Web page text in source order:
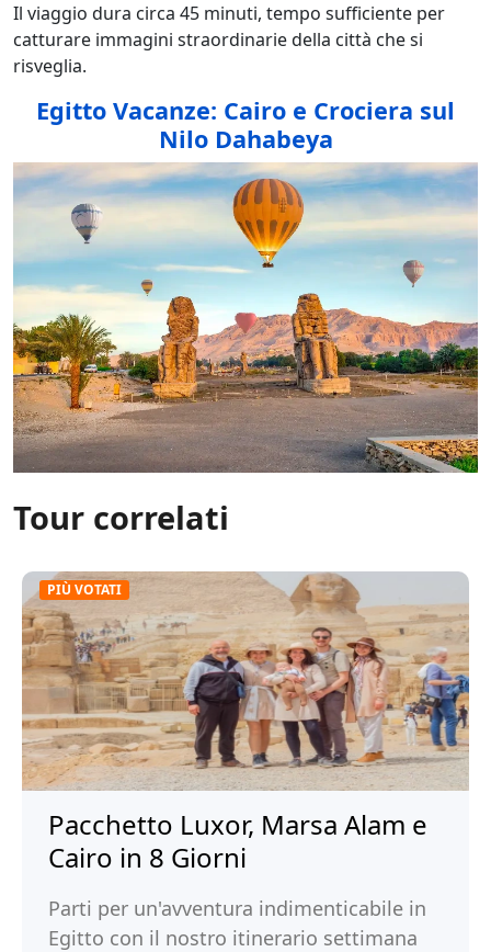
Il viaggio dura circa 45 minuti, tempo sufficiente per
catturare immagini straordinarie della città che si
risveglia.
Egitto Vacanze: Cairo e Crociera sul
Nilo Dahabeya
Tour correlati
PIÙ VOTATI
Pacchetto Luxor, Marsa Alam e
Cairo in 8 Giorni
Parti per un'avventura indimenticabile in
Egitto con il nostro itinerario settimana